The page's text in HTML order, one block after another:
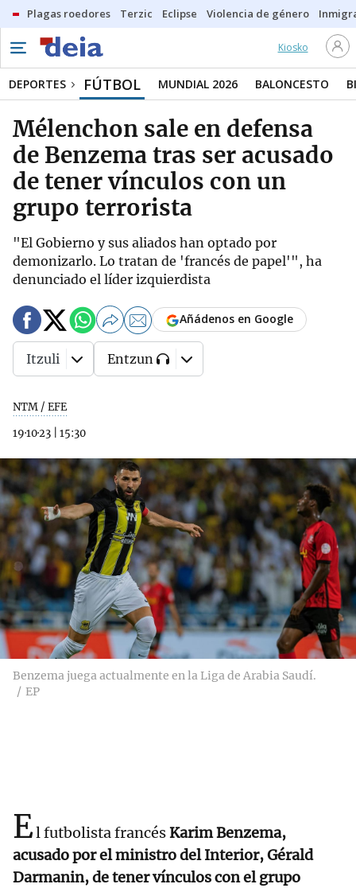
Plagas roedores Terzic Eclipse Violencia de género
Kiosko
DEPORTES FÚTBOL MUNDIAL 2026 BALONCESTO
Mélenchon sale en defensa
de Benzema tras ser acusado
de tener vínculos con un
grupo terrorista
"El Gobierno y sus aliados han optado por
demonizarlo. Lo tratan de 'francés de papel'", ha
denunciado el líder izquierdista
NTM / EFE
19·10·23
15:30
Añádenos en Google
Itzuli Entzun
Benzema juega actualmente en la Liga de Arabia Saudí.
EP
El futbolista francésKarim Benzema,
acusado por el ministro del Interior, Gérald
Darmanin, de tener vínculos con el grupo